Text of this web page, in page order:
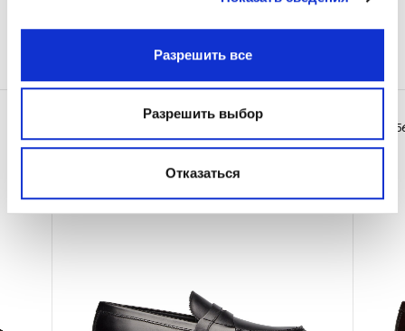
Разрешить все
Разрешить выбор
Отказаться
Евро